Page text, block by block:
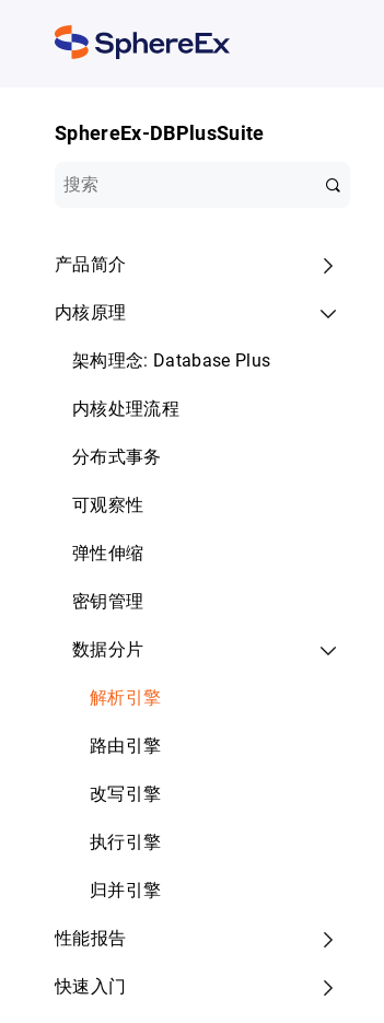
SphereEx-DBPlusSuite
产品简介
内核原理
架构理念: Database Plus
内核处理流程
分布式事务
可观察性
弹性伸缩
密钥管理
数据分片
解析引擎
路由引擎
改写引擎
执行引擎
归并引擎
性能报告
快速入门